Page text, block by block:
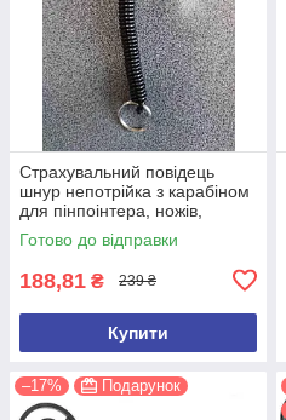
Страхувальний повідець
шнур непотрійка з карабіном
для пінпоінтера, ножів,
ліхтарів, рацій, ключів
Готово до відправки
188,81 ₴ 239 ₴
Купити
–17% Подарунок